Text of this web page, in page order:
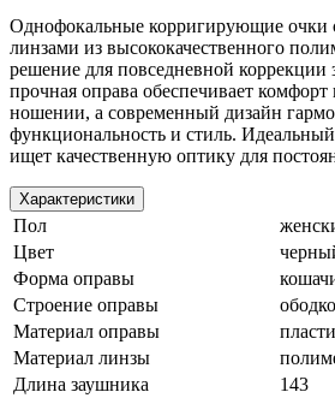
Однофокальные корригирующие очки
линзами из высококачественного
решение для повседневной коррекции
прочная оправа обеспечивает
ношении, а современный дизайн
функциональность и стиль.
ищет качественную оптику для
Характеристики
Пол
Цвет
Форма оправы
Строение оправы
Материал оправы
Материал линзы
Длина заушника
143